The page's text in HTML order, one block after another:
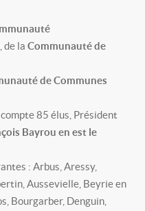
, de la Communauté de
de Communes
85 élus, Président
Bayrou en est le
: Arbus, Aressy,
Aussevielle, Beyrie en
Bourgarber, Denguin,